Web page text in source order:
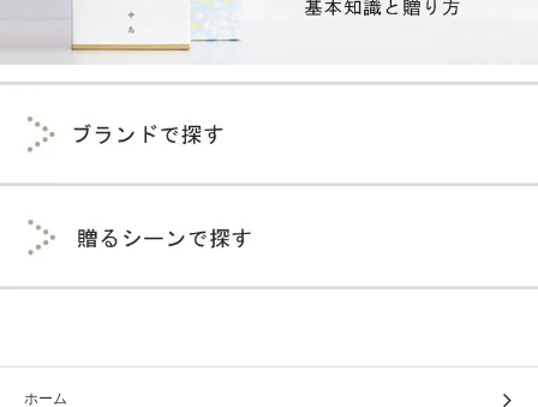
ホーム